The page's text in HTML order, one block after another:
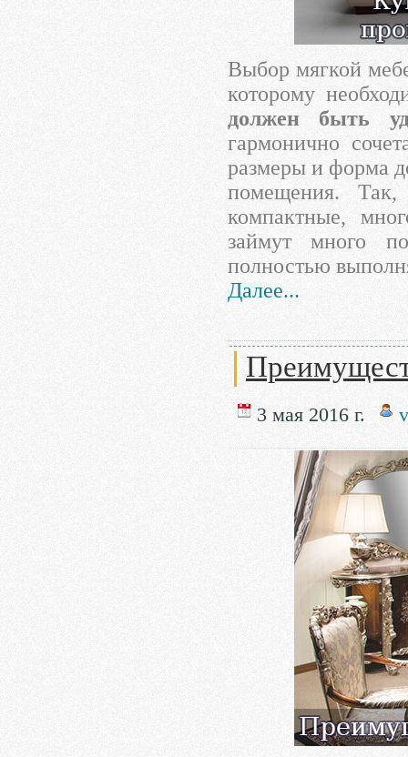
Выбор мягкой
которому
должен быть
гармонично
размеры и форма
помещения.
компактные,
займут много
полностью
Далее...
3 мая 2016 г.